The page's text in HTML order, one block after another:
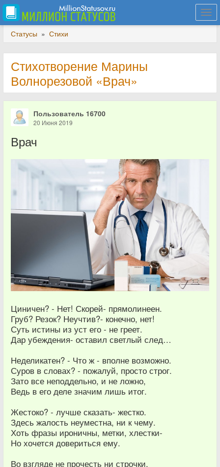
Статусы » Стихи
Стихотворение Марины
Волнорезовой «Врач»
Пользователь 16700
20 Июня 2019
Врач
Циничен? - Нет! Скорей- прямолинеен.
Груб? Резок? Неучтив?- конечно, нет!
Суть истины из уст его - не греет.
Дар убеждения- оставил светлый след…
Неделикатен? - Что ж - вполне возможно.
Суров в словах? - пожалуй, просто строг.
Зато все неподдельно, и не ложно,
Ведь в его деле значим лишь итог.
Жестоко? - лучше сказать- жестко.
Здесь жалость неуместна, ни к чему.
Хоть фразы ироничны, метки, хлестки-
Но хочется довериться ему.
Во взгляде не прочесть ни строчки,